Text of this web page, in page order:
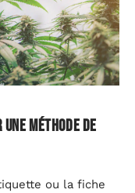
méthode de
ou la fiche